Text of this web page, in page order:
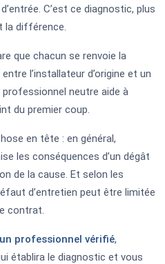
C’est ce diagnostic, plus
la différence.
que chacun se renvoie la
l’installateur d’origine et un
neutre aide à
du premier coup.
en tête : en général,
les conséquences d’un dégât
de la cause. Et selon les
d’entretien peut être limitée
contrat.
un professionnel vérifié,
établira le diagnostic et vous